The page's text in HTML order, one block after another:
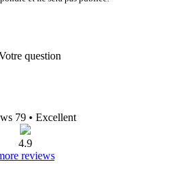
question
79 • Excellent
4.9
reviews